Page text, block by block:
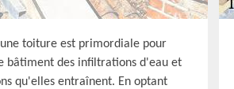
toiture est primordiale pour
bâtiment des infiltrations d'eau et
qu'elles entraînent. En optant